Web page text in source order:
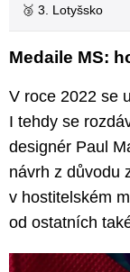
🥉 3. Lotyšsko
Medaile MS:
V roce 2022 se
I tehdy se
designér Paul
návrh z důvodu
v hostitelském
od ostatních